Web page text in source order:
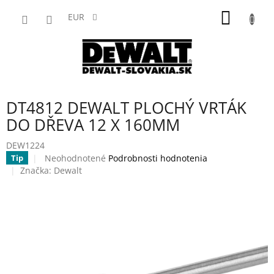
EUR
DT4812 DEWALT PLOCHÝ VRTÁK
DO DŘEVA 12 X 160MM
DEW1224
Tip
Priemerné
hodnotenie
Neohodnotené Podrobnosti hodnotenia
Značka: Dewalt